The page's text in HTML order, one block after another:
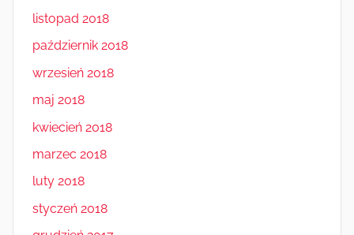
listopad 2018
październik 2018
wrzesień 2018
maj 2018
kwiecień 2018
marzec 2018
luty 2018
styczeń 2018